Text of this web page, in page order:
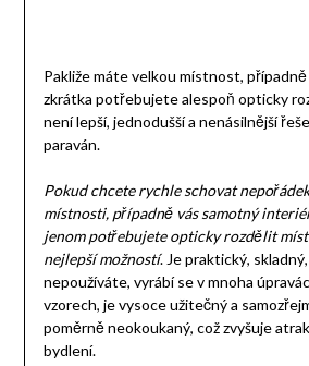
Pakliže máte velkou místnost,
zkrátka potřebujete alespoň opticky
není lepší, jednodušší a nenásilnější
paraván.
Pokud chcete rychle schovat
místnosti, případně vás samotný
jenom potřebujete opticky rozdělit
nejlepší možností. Je praktický,
nepoužíváte, vyrábí se v mnoha
vzorech, je vysoce užitečný a
poměrně neokoukaný, což zvyšuje
bydlení.